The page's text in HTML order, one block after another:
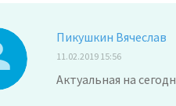
Пикушкин Вячеслав
11.02.2019 15:56
Актуальная на